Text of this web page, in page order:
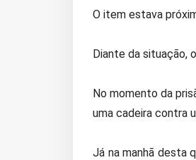
O item estava
Diante da situação,
No momento da
uma cadeira contra
Já na manhã desta